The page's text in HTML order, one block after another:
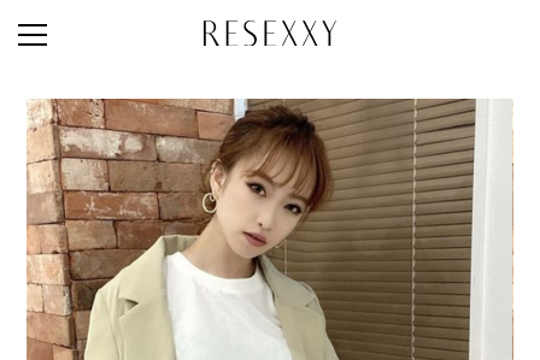
STAFF STYLE
NEWS
MAGAZINE
LOOK BOOK
NEW ARRIVAL
RANKING
STYLE PHOTO